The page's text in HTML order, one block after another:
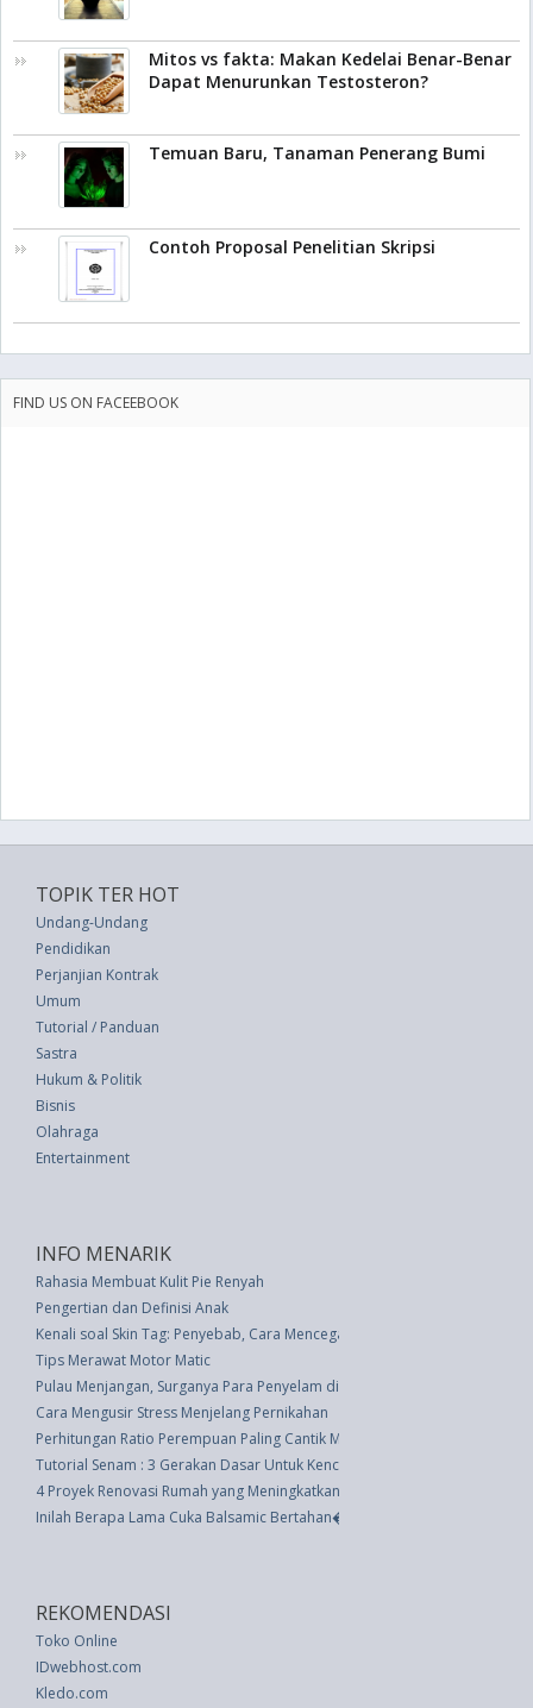
Mitos vs fakta: Makan Kedelai Benar-Benar
Dapat Menurunkan Testosteron?
Temuan Baru, Tanaman Penerang Bumi
Contoh Proposal Penelitian Skripsi
FIND US ON FACEEBOOK
TOPIK TER HOT
Undang-Undang
Pendidikan
Perjanjian Kontrak
Umum
Tutorial / Panduan
Sastra
Hukum & Politik
Bisnis
Olahraga
Entertainment
INFO MENARIK
Rahasia Membuat Kulit Pie Renyah
Pengertian dan Definisi Anak
Kenali soal Skin Tag: Penyebab, Cara Mencegah dan Mengobati
Tips Merawat Motor Matic
Pulau Menjangan, Surganya Para Penyelam di Bali
Cara Mengusir Stress Menjelang Pernikahan
Perhitungan Ratio Perempuan Paling Cantik Menurut Sains
Tutorial Senam : 3 Gerakan Dasar Untuk Kencangkan Bokong
4 Proyek Renovasi Rumah yang Meningkatkan Nilai Jual Kembali
Inilah Berapa Lama Cuka Balsamic Bertahan�dan Cara Menyimpannya
REKOMENDASI
Toko Online
IDwebhost.com
Kledo.com